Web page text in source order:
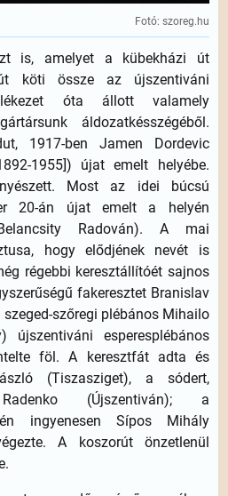
Fotó: szoreg.hu
is, amelyet a kübekházi út
köti össze az újszentiváni
óta állott valamely
áldozatkésszégéből.
1917-ben Jamen Dordevic
1955]) újat emelt helyébe.
Most az idei búcsú
20-án újat emelt a helyén
Radován). A mai
hogy elődjének nevét is
régebbi keresztállítóét sajnos
fakeresztet Branislav
szőregi plébános Mihailo
újszentiváni esperesplébános
föl. A keresztfát adta és
(Tiszasziget), a sódert,
(Újszentiván); a
ingyenesen Sípos Mihály
A koszorút önzetlenül